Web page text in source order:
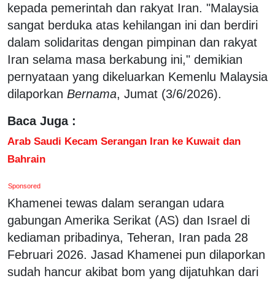
kepada pemerintah dan rakyat Iran. "Malaysia
sangat berduka atas kehilangan ini dan berdiri
dalam solidaritas dengan pimpinan dan rakyat
Iran selama masa berkabung ini," demikian
pernyataan yang dikeluarkan Kemenlu Malaysia
dilaporkan Bernama, Jumat (3/6/2026).
Baca Juga :
Arab Saudi Kecam Serangan Iran ke Kuwait dan
Bahrain
Sponsored
Khamenei tewas dalam serangan udara
gabungan Amerika Serikat (AS) dan Israel di
kediaman pribadinya, Teheran, Iran pada 28
Februari 2026. Jasad Khamenei pun dilaporkan
sudah hancur akibat bom yang dijatuhkan dari